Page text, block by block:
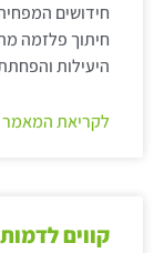
חידושים
חיתוך פלזמה
היעילות
לקריאת המאמר
קווים